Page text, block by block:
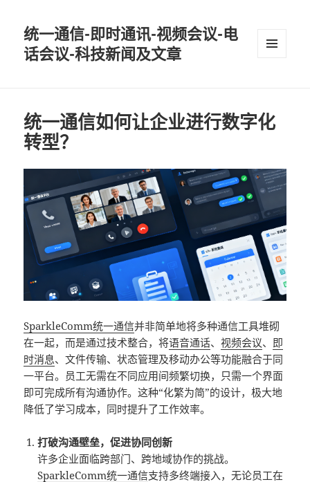
统一通信-即时通讯-视频会议-电
话会议-科技新闻及文章
统一通信如何让企业进行数字化
转型？
SparkleComm统一通信并非简单地将多种通信工具堆砌
在一起，而是通过技术整合，将语音通话、视频会议、 即
时消息、文件传输、状态管理及移动办公等功能融合于同
一平台。员工无需在不同应用间频繁切换，只需一个界面
即可完成所有沟通协作。这种“化繁为简”的设计，极大地
降低了学习成本，同时提升了工作效率。
打破沟通壁垒，促进协同创新
许多企业面临跨部门、跨地域协作的挑战。
SparkleComm统一通信支持多终端接入，无论员工在